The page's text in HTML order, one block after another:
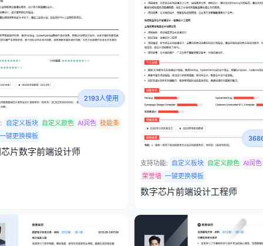
2193人使用
自定义板块 自定义颜色 AI润色 技能条
一键更换模板
片数字前端设计师
支持功能: 自定义板块 自定义颜色 AI润色
荣誉墙 一键更换模板
数字芯片前端设计工程师